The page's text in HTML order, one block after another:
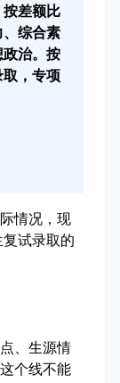
差额比
综合素
治。按
，专项
情况，现
试录取的
、生源情
个线不能